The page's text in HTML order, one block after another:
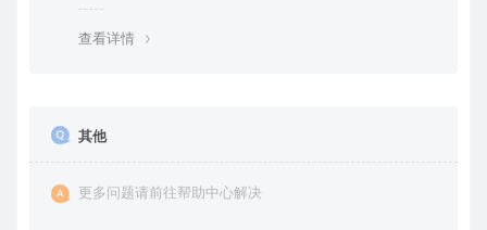
查看详情
其他
更多问题请前往帮助中心解决